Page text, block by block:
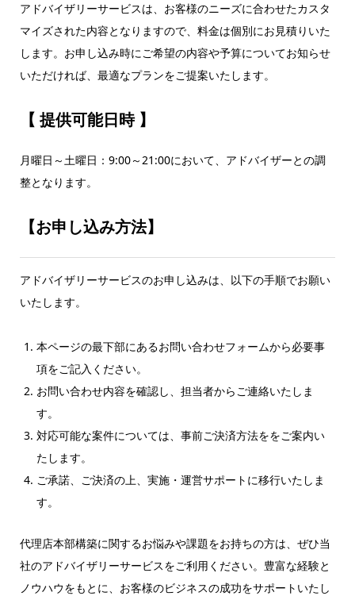
アドバイザリーサービスは、お客様のニーズに合わせたカスタ
マイズされた内容となりますので、料金は個別にお見積りいた
します。お申し込み時にご希望の内容や予算についてお知らせ
いただければ、最適なプランをご提案いたします。
【 提供可能日時 】
月曜日～土曜日：9:00～21:00において、アドバイザーとの調
整となります。
【お申し込み方法】
アドバイザリーサービスのお申し込みは、以下の手順でお願い
いたします。
本ページの最下部にあるお問い合わせフォームから必要事
項をご記入ください。
お問い合わせ内容を確認し、担当者からご連絡いたしま
す。
対応可能な案件については、事前ご決済方法ををご案内い
たします。
ご承諾、ご決済の上、実施・運営サポートに移行いたしま
す。
代理店本部構築に関するお悩みや課題をお持ちの方は、ぜひ当
社のアドバイザリーサービスをご利用ください。豊富な経験と
ノウハウをもとに、お客様のビジネスの成功をサポートいたし